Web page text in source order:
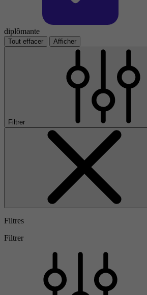
diplômante
Tout effacer Afficher
Filtrer
Filtres
Filtrer